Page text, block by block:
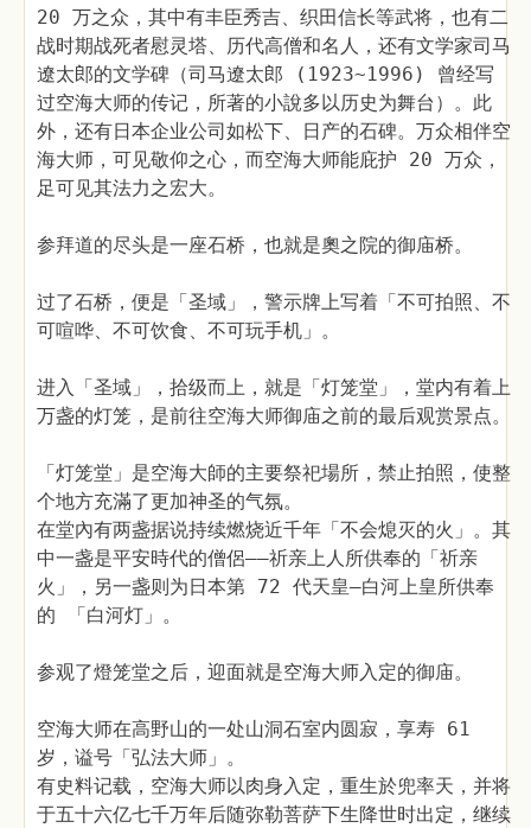
20 万之众，其中有丰臣秀吉、织田信长等武将，也有二
战时期战死者慰灵塔、历代高僧和名人，还有文学家司马
遼太郎的文学碑（司马遼太郎 (1923~1996) 曾经写
过空海大师的传记，所著的小說多以历史为舞台）。此
外，还有日本企业公司如松下、日产的石碑。万众相伴空
海大师，可见敬仰之心，而空海大师能庇护 20 万众，
足可见其法力之宏大。
参拜道的尽头是一座石桥，也就是奧之院的御庙桥。
过了石桥，便是「圣域」，警示牌上写着「不可拍照、不
可喧哗、不可饮食、不可玩手机」。
进入「圣域」，拾级而上，就是「灯笼堂」，堂内有着上
万盏的灯笼，是前往空海大师御庙之前的最后观赏景点。
「灯笼堂」是空海大師的主要祭祀場所，禁止拍照，使整
个地方充滿了更加神圣的气氛。
在堂內有两盏据说持续燃烧近千年「不会熄灭的火」。其
中一盏是平安時代的僧侶——祈亲上人所供奉的「祈亲
火」，另一盏则为日本第 72 代天皇—白河上皇所供奉
的 「白河灯」。
参观了燈笼堂之后，迎面就是空海大师入定的御庙。
空海大师在高野山的一处山洞石室内圆寂，享寿 61
岁，谥号「弘法大师」。
有史料记载，空海大师以肉身入定，重生於兜率天，并将
于五十六亿七千万年后随弥勒菩萨下生降世时出定，继续